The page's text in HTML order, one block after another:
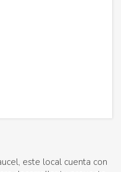
este local cuenta con